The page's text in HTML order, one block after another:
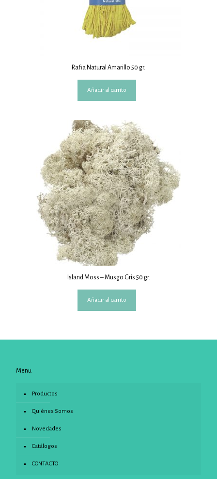
Rafia Natural Amarillo 50 gr.
Añadir al carrito
Island Moss – Musgo Gris 50 gr.
Añadir al carrito
Menu
Productos
Quiénes Somos
Novedades
Catálogos
CONTACTO